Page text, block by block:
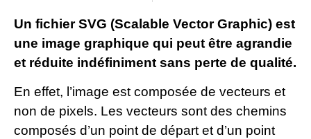
Un fichier SVG (Scalable Vector Graphic) est
une image graphique qui peut être agrandie
et réduite indéfiniment sans perte de qualité.
En effet, l’image est composée de vecteurs et
non de pixels. Les vecteurs sont des chemins
composés d’un point de départ et d’un point